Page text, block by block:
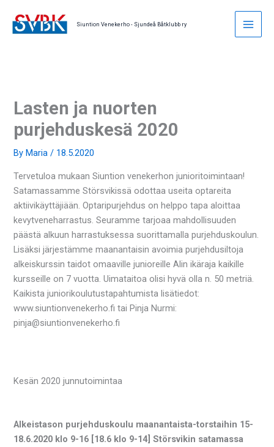
content
Siuntion Venekerho - Sjundeå Båtklubb ry
Lasten ja nuorten
purjehduskesä 2020
ByMaria/ 18.5.2020
Tervetuloa mukaan Siuntion venekerhon junioritoimintaan!
Satamassamme Störsvikissä odottaa useita optareita
aktiivikäyttäjiään. Optaripurjehdus on helppo tapa aloittaa
kevytveneharrastus. Seuramme tarjoaa mahdollisuuden
päästä alkuun harrastuksessa suorittamalla purjehduskoulun.
Lisäksi järjestämme maanantaisin avoimia purjehdusiltoja
alkeiskurssin taidot omaaville junioreille Alin ikäraja kaikille
kursseille on 7 vuotta. Uimataitoa olisi hyvä olla n. 50 metriä.
Kaikista juniorikoulutustapahtumista lisätiedot:
www.siuntionvenekerho.fi tai Pinja Nurmi:
pinja@siuntionvenekerho.fi
Kesän 2020 junnutoimintaa
Alkeistason purjehduskoulu maanantaista-torstaihin 15-
18.6.2020 klo 9-16 [18.6 klo 9-14] Störsvikin satamassa